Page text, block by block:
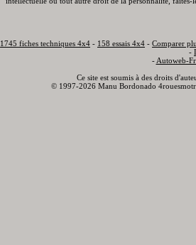
1745 fiches techniques 4x4 - 158 essais 4x4 - Comparer
-
- Autoweb-
Ce site est soumis à des droits
© 1997-2026 Manu Bordonado